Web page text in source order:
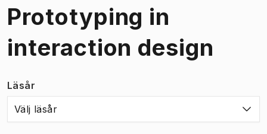
Prototyping in
interaction design
Läsår
Välj läsår